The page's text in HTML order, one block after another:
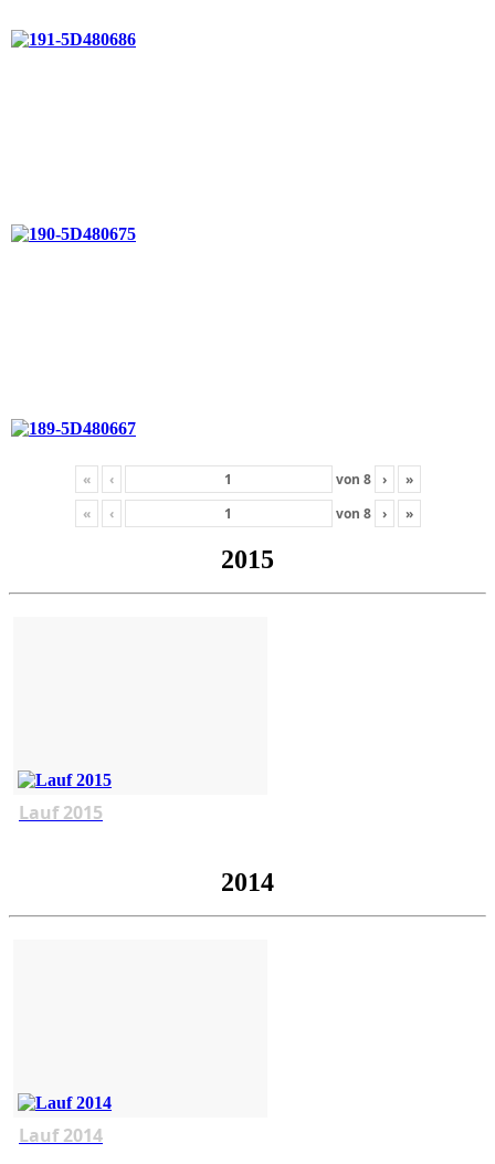
« ‹ von 8 ›
»
«
‹ von 8 › »
2015
Lauf 2015
2014
Lauf 2014